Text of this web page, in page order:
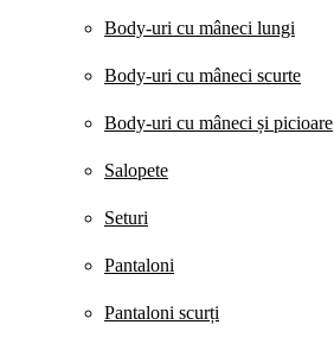
Body-uri cu mâneci lungi
Body-uri cu mâneci scurte
Body-uri cu mâneci și picioare
Salopete
Seturi
Pantaloni
Pantaloni scurți